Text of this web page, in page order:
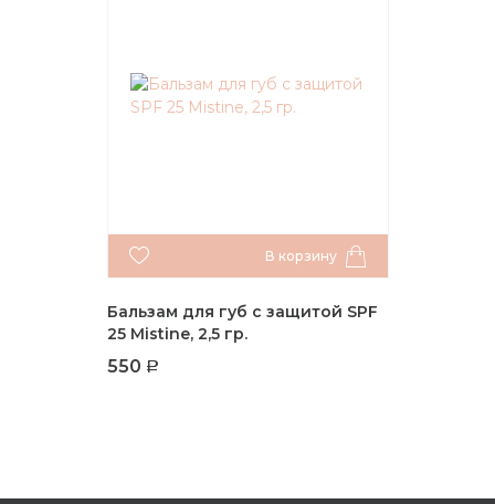
В корзину
Бальзам для губ с защитой SPF
25 Mistine, 2,5 гр.
550